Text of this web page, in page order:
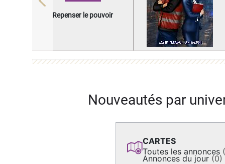
Repenser le pouvoir
Previous
Nouveautés par
CARTES
Toutes les annonces
Annonces du jour (0)